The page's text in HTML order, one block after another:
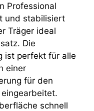
Professional
und stabilisiert
Träger ideal
Die
ist perfekt für alle
einer
für den
schnell